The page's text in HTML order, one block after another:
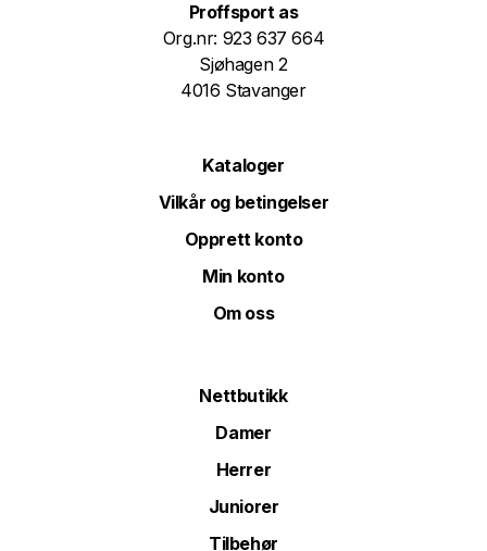
Proffsport as
Org.nr: 923 637 664
Sjøhagen 2
4016 Stavanger
Kataloger
Vilkår og betingelser
Opprett konto
Min konto
Om oss
Nettbutikk
Damer
Herrer
Juniorer
Tilbehør